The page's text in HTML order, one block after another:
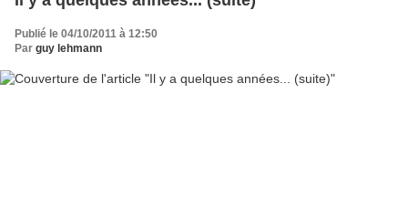
Publié le 04/10/2011 à 12:50
Par guy lehmann